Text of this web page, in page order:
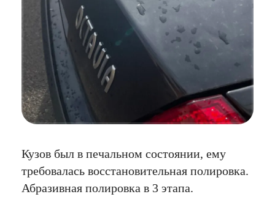
Кузов был в печальном состоянии, ему
требовалась восстановительная полировка.
Абразивная полировка в 3 этапа.